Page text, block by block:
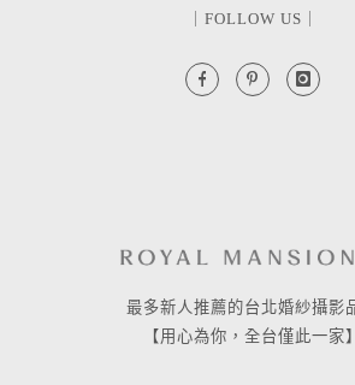
｜FOLLOW US｜
最多新人推薦的台北婚紗攝影
【用心為你，全台僅此一家】